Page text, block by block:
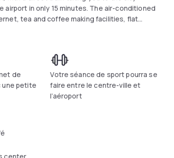
tea and coffee making facilities, flat
Enjoy the modern ambience of the Bits &
is free of charge. Guests can also use the
de
une petite
Votre séance de sport pourra se
faire entre le centre-ville et
l’aéroport